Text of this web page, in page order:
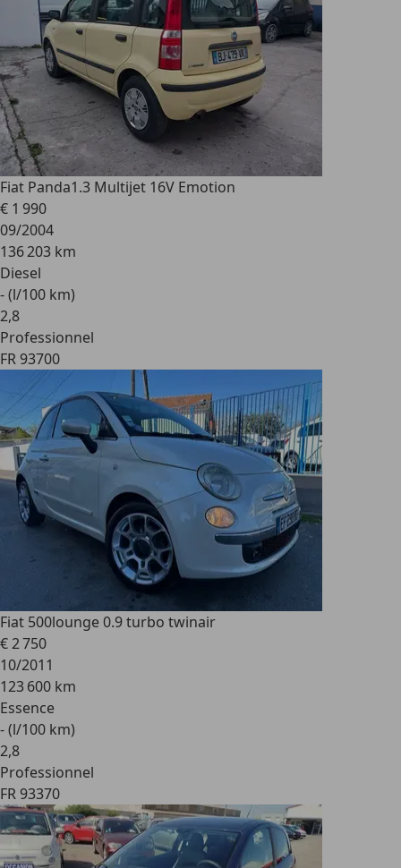
Fiat Panda1.3 Multijet 16V Emotion
€ 1 990
09/2004
136 203 km
Diesel
- (l/100 km)
2,8
Professionnel
FR 93700
Fiat 500lounge 0.9 turbo twinair
€ 2 750
10/2011
123 600 km
Essence
- (l/100 km)
2,8
Professionnel
FR 93370